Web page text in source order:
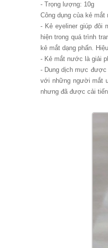
- Trọng lượng: 10g
Công dụng của kẻ mắt
- Kẻ eyeliner giúp đôi
hiện trong quá trình
kẻ mắt dạng phấn.
- Kẻ mắt nước là giải
- Dung dịch mực được
với những người mắt
nhưng đã được cải